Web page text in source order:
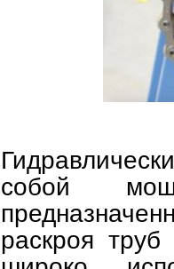
собой
раскроя